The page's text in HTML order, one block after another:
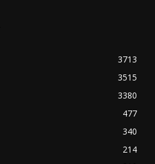
3713
3515
3380
477
340
214